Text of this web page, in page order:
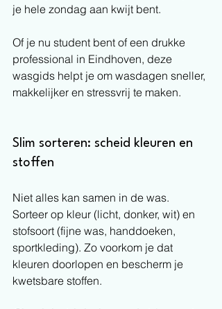
je hele zondag aan kwijt bent.
Of je nu student bent of een drukke
professional in Eindhoven, deze
wasgids helpt je om wasdagen sneller,
makkelijker en stressvrij te maken.
Slim sorteren: scheid kleuren en
stoffen
Niet alles kan samen in de was.
Sorteer op kleur (licht, donker, wit) en
stofsoort (fijne was, handdoeken,
sportkleding). Zo voorkom je dat
kleuren doorlopen en bescherm je
kwetsbare stoffen.